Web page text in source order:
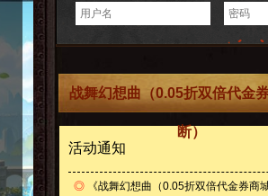
战舞幻想曲（0.05折双倍代金
断）
活动通知
◎《战舞幻想曲（0.05折双倍代金券商